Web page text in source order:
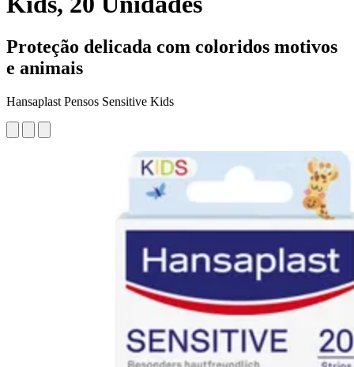
Proteção delicada com coloridos motivos
e animais
Hansaplast Pensos Sensitive Kids